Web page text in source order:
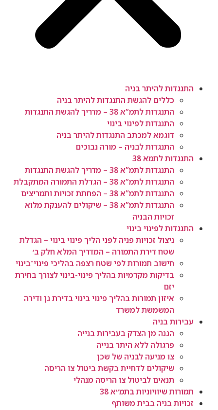
התנגדות להיתר בניה
כללים להגשת התנגדות להיתר בניה
התנגדות לתמ”א 38 – מדריך להגשת התנגדות
התנגדות לפינוי בינוי
דוגמא למכתב התנגדות להיתר בניה
התנגדות לבניה – מורה נבוכים
התנגדות לתמא 38
התנגדות לתמ”א 38 – מדריך להגשת התנגדות
התנגדות לתמ”א 38 – הגדלת התמורה המתקבלת
התנגדות לתמ”א 38 – הפחתת זכויות ותמריצים
התנגדות לתמ”א 38 – שיקולים להענקת מלוא
זכויות הבניה
התנגדות לפינוי בינוי
ניצול זכויות פניה לפני הליך פינוי בינוי – הגדלת
שטח דירת התמורה – המדריך המלא חלק ב׳
חישוב תמורות לפי שטח רצפה בהליכי פינוי־בינוי
בדיקות מקדמיות בהליך פינוי-בינוי לצורך בחירת
יזם
איזון תמורות בהליך פינוי בינוי בדירת גן ודירה
המשמשת למשרד
עבירות בניה
הגנה מן הצדק בעבירות בנייה
פרגולה ללא היתר בנייה
צו מניעה לבניה של שכן
שיקולים לדחיית בקשת ביטול צו הריסה
תנאים לביטול צו הריסה מנהלי
תמורות שיוויוניות בתמ״א 38
זכויות בניה בבית משותף